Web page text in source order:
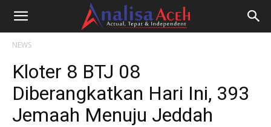
NEWS
Kloter 8 BTJ 08
Diberangkatkan Hari Ini, 393
Jemaah Menuju Jeddah